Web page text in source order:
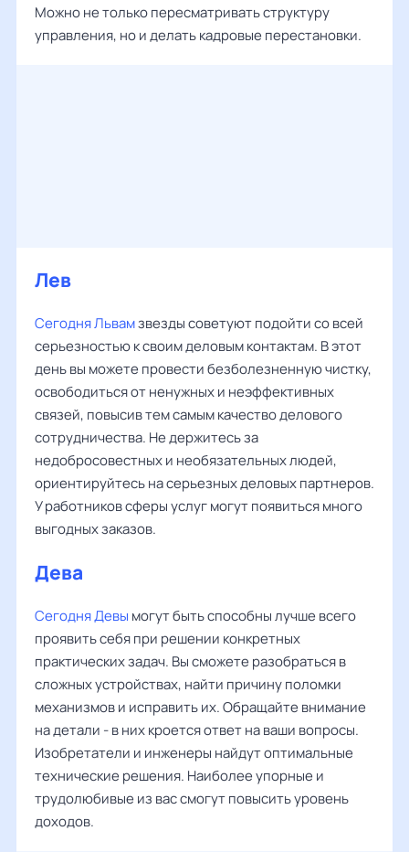
Можно не только пересматривать структуру
управления, но и делать кадровые перестановки.
Лев
Сегодня Львамзвезды советуют подойти со всей
серьезностью к своим деловым контактам. В этот
день вы можете провести безболезненную чистку,
освободиться от ненужных и неэффективных
связей, повысив тем самым качество делового
сотрудничества. Не держитесь за
недобросовестных и необязательных людей,
ориентируйтесь на серьезных деловых партнеров.
У работников сферы услуг могут появиться много
выгодных заказов.
Дева
Сегодня Девы могут быть способны лучше всего
проявить себя при решении конкретных
практических задач. Вы сможете разобраться в
сложных устройствах, найти причину поломки
механизмов и исправить их. Обращайте внимание
на детали - в них кроется ответ на ваши вопросы.
Изобретатели и инженеры найдут оптимальные
технические решения. Наиболее упорные и
трудолюбивые из вас смогут повысить уровень
доходов.